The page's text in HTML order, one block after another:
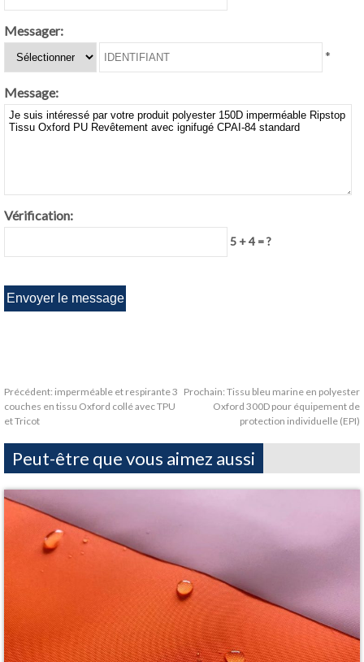
Messager:
*
Message:
Vérification:
5 + 4 = ?
Précédent: imperméable et respirante 3
couches en tissu Oxford collé avec TPU
et Tricot
Prochain: Tissu bleu marine en polyester
Oxford 300D pour équipement de
protection individuelle (EPI)
Peut-être que vous aimez aussi